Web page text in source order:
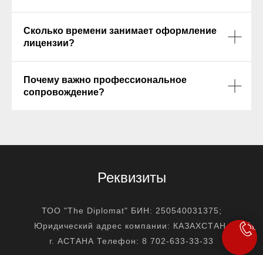
Сколько времени занимает оформление
лицензии?
Почему важно профессиональное
сопровождение?
Реквизиты
ТОО "The Diplomat" БИН: 250540031375;
Юридический адрес компании: КАЗАХСТАН,
г. АСТАНА Телефон: 8 702-633-33-33